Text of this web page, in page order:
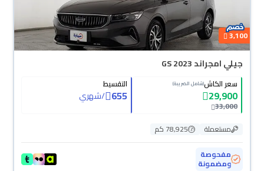
3,100
جيلي امجراند GS 2023
سعر الكاش(شامل الضريبة)
29,900
33,000
التقسيط
655
/شهري
مستعملة
78,925 كم
مفحوصة
ومضمونة